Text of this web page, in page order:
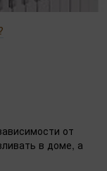
от
в доме, а